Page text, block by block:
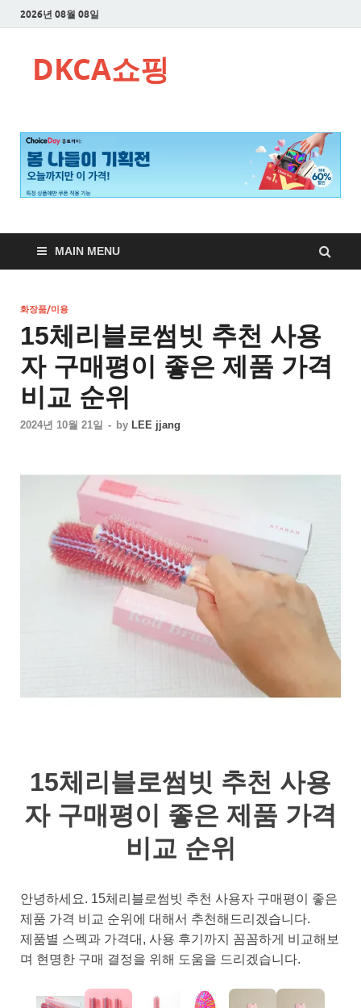
2026년 08월 08일
DKCA쇼핑
MAIN MENU
화장품/미용
15체리블로썸빗 추천 사용
자 구매평이 좋은 제품 가격
비교 순위
2024년 10월 21일 - by LEE jjang
15체리블로썸빗 추천 사용
자 구매평이 좋은 제품 가격
비교 순위
안녕하세요. 15체리블로썸빗 추천 사용자 구매평이 좋은
제품 가격 비교 순위에 대해서 추천해드리겠습니다.
제품별 스펙과 가격대, 사용 후기까지 꼼꼼하게 비교해보
며 현명한 구매 결정을 위해 도움을 드리겠습니다.